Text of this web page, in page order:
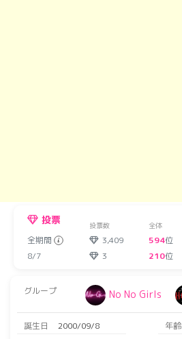
投票 投票数 全体
全期間 3,409 594位
8/7
3 210位
グループ No No Girls
誕生日 2000/09/8 年齢